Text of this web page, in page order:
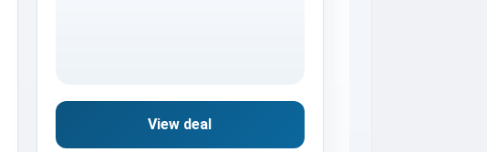
View deal